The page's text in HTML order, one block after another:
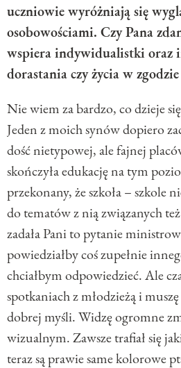
uczniowie wyróżniają się
osobowościami. Czy Pana
wspiera indywidualistki oraz
dorastania czy życia w zgodzie
Nie wiem za bardzo, co dzieje
Jeden z moich synów dopiero
dość nietypowej, ale fajnej
skończyła edukację na tym
przekonany, że szkoła – szkole
do tematów z nią związanych
zadała Pani to pytanie
powiedziałby coś zupełnie
chciałbym odpowiedzieć. Ale
spotkaniach z młodzieżą i
dobrej myśli. Widzę ogromne
wizualnym. Zawsze trafiał się
teraz są prawie same kolorowe